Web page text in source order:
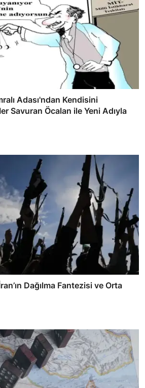
Adası'ndan Kendisini
Savuran Öcalan ile Yeni Adıyla
Dağılma Fantezisi ve Orta